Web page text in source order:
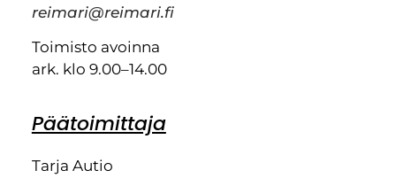
reimari@reimari.fi
Toimisto avoinna
ark. klo 9.00–14.00
Päätoimittaja
Tarja Autio